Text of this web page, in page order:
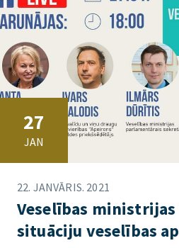
22. JANVĀRIS. 2021
Veselības
situāciju veselības
27
JAN